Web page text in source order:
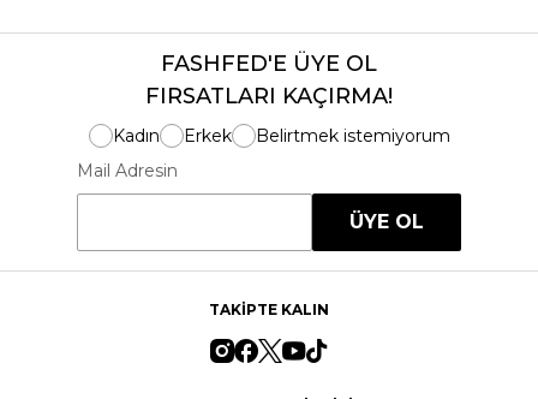
FASHFED'E ÜYE OL
FIRSATLARI KAÇIRMA!
Kadın Erkek
Belirtmek istemiyorum
Mail Adresin
ÜYE OL
TAKİPTE KALIN